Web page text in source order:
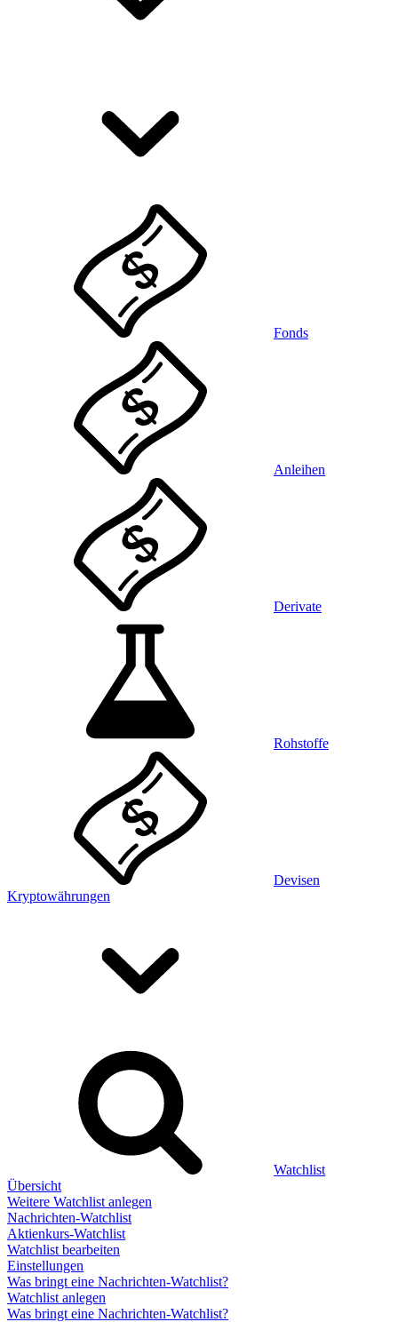
Fonds
Anleihen
Derivate
Rohstoffe
Devisen
Kryptowährungen
Watchlist
Übersicht
Weitere Watchlist anlegen
Nachrichten-Watchlist
Aktienkurs-Watchlist
Watchlist bearbeiten
Einstellungen
Was bringt eine Nachrichten-Watchlist?
Watchlist anlegen
Was bringt eine Nachrichten-Watchlist?